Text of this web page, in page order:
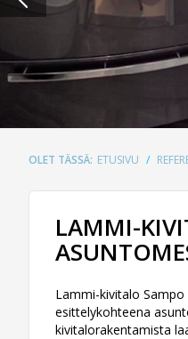
OLET TÄSSÄ: ETUSIVU
LAMMI-
Lammi-kivitalo
esittelykohteena
kivitalorakentamista